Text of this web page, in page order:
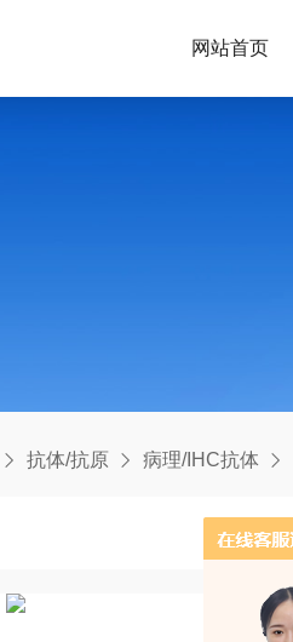
网站首页
抗体/抗原 病理/IHC抗体